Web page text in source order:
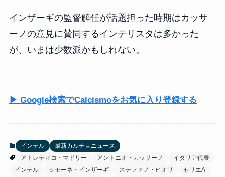
インザーギの監督解任が話題担った時期はカッサ
ーノの意見に賛同するインテリスタは多かった
が、いまは少数派かもしれない。
▶ Google検索でCalcismoをお気に入り登録する
インテル
最新カルチョニュース
アトレティコ・マドリー
アントニオ・カッサーノ
イタリア代表
インテル
シモーネ・インザーギ ステファノ・ピオリ
セリエA